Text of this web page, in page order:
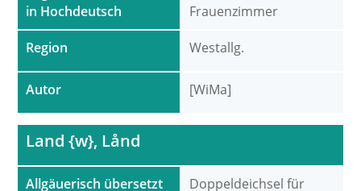
in Hochdeutsch
Region
Autor
Frauenzimmer
Westallg.
[WiMa]
Allgäuerisch übersetzt
Land {w}, Lånd
Doppeldeichsel für